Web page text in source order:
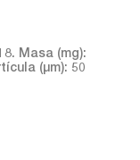
Masa (mg):
(µm): 50